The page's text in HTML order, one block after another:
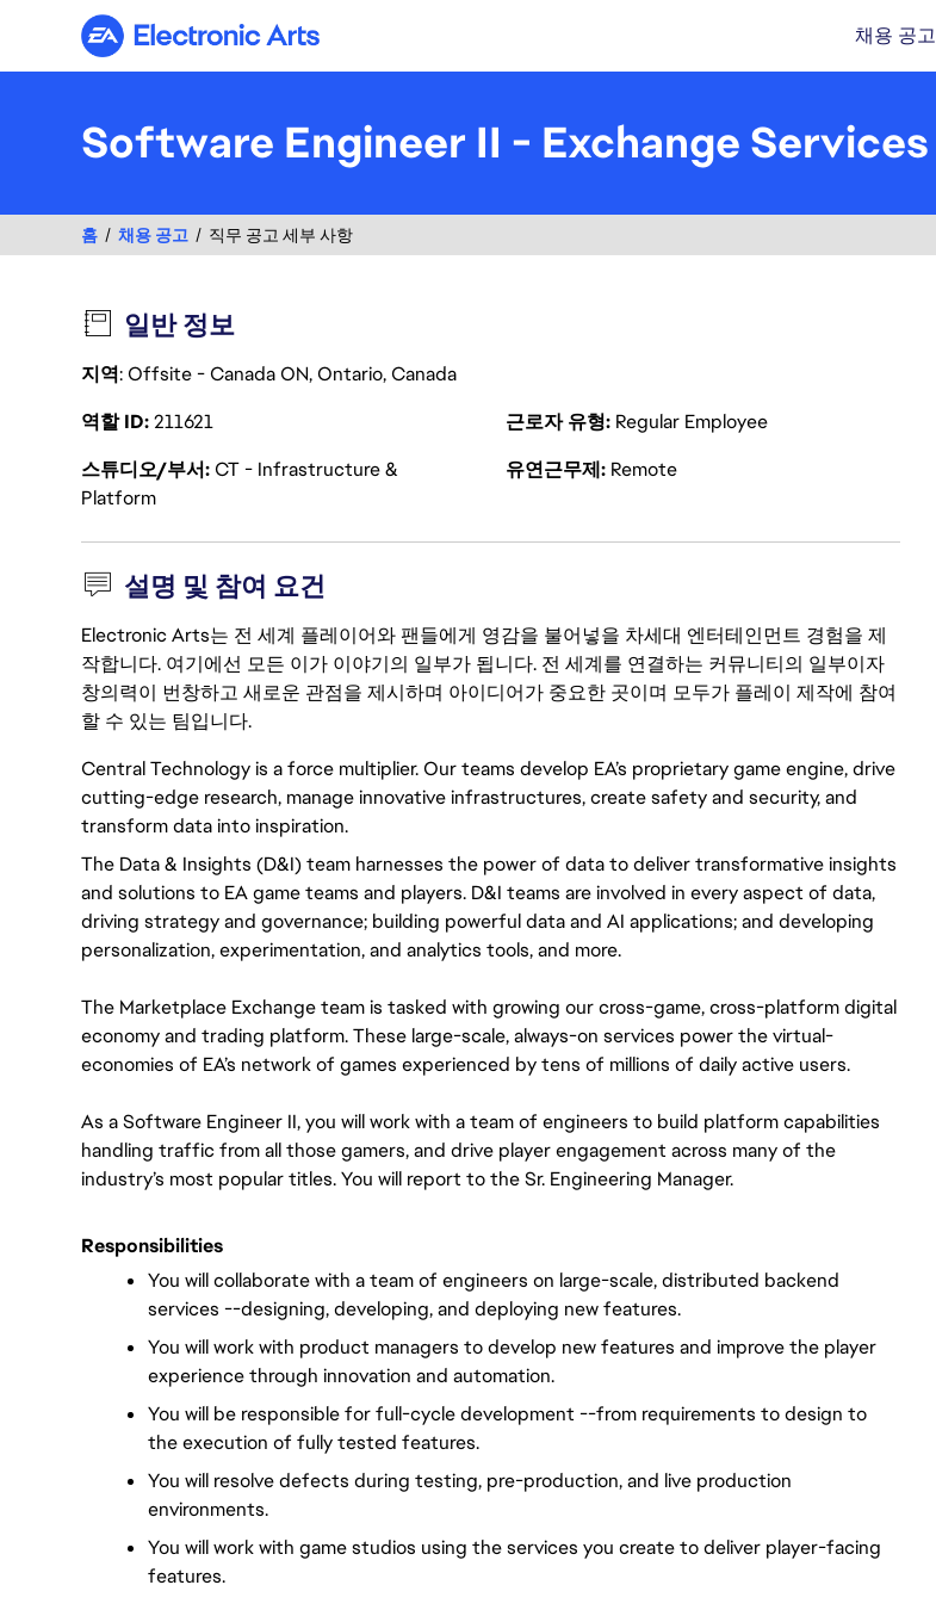
Electronic Arts 채용 공고
Software Engineer II - Exchange Services
홈 채용 공고 직무 공고 세부 사항
일반 정보
지역: Offsite - Canada ON, Ontario, Canada
역할 ID211621 근로자 유형 Regular Employee
스튜디오/부서CT - Infrastructure &
Platform
유연근무제 Remote
설명 및 참여 요건
Electronic Arts는 전 세계 플레이어와 팬들에게 영감을 불어넣을 차세대 엔터테인먼트 경험을 제
작합니다. 여기에선 모든 이가 이야기의 일부가 됩니다. 전 세계를 연결하는 커뮤니티의 일부이자
창의력이 번창하고 새로운 관점을 제시하며 아이디어가 중요한 곳이며 모두가 플레이 제작에 참여
할 수 있는 팀입니다.
Central Technology is a force multiplier. Our teams develop EA’s proprietary game engine, drive
cutting-edge research, manage innovative infrastructures, create safety and security, and
transform data into inspiration.
The Data & Insights (D&I) team harnesses the power of data to deliver transformative insights
and solutions to EA game teams and players. D&I teams are involved in every aspect of data,
driving strategy and governance; building powerful data and AI applications; and developing
personalization, experimentation, and analytics tools, and more.
The Marketplace Exchange team is tasked with growing our cross-game, cross-platform digital
economy and trading platform. These large-scale, always-on services power the virtual-
economies of EA’s network of games experienced by tens of millions of daily active users.
As a Software Engineer II, you will work with a team of engineers to build platform capabilities
handling traffic from all those gamers, and drive player engagement across many of the
industry’s most popular titles. You will report to the Sr. Engineering Manager.
Responsibilities
You will collaborate with a team of engineers on large-scale, distributed backend
services --designing, developing, and deploying new features.
You will work with product managers to develop new features and improve the player
experience through innovation and automation.
You will be responsible for full-cycle development --from requirements to design to
the execution of fully tested features.
You will resolve defects during testing, pre-production, and live production
environments.
You will work with game studios using the services you create to deliver player-facing
features.